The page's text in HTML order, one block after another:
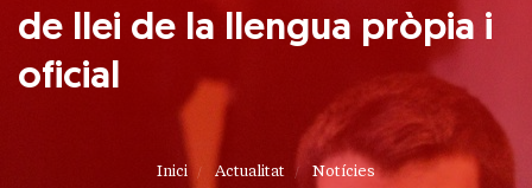
de llei de la llengua pròpia i
oficial
Inici Actualitat
Notícies